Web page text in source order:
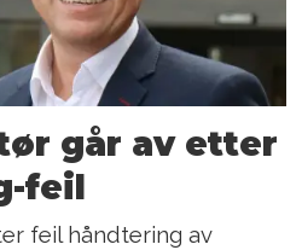
går av etter
feil
feil håndtering av